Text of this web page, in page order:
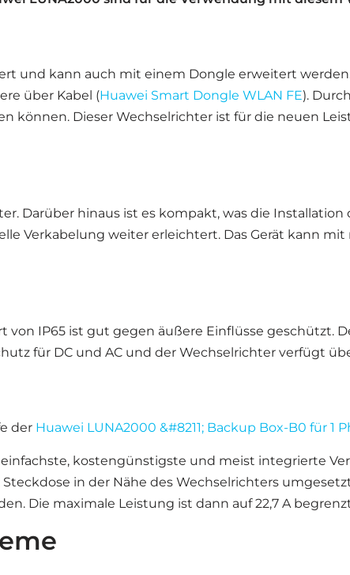
und kann auch mit einem Dongle erweitert
über Kabel (Huawei Smart Dongle WLAN FE).
können. Dieser Wechselrichter ist für die neuen
Darüber hinaus ist es kompakt, was die
Verkabelung weiter erleichtert. Das Gerät kann
von IP65 ist gut gegen äußere Einflüsse
für DC und AC und der Wechselrichter verfügt
der Huawei LUNA2000 &#8211; Backup Box-B0 für 1
kostengünstigste und meist integrierte
in der Nähe des Wechselrichters
Die maximale Leistung ist dann auf 22,7 A